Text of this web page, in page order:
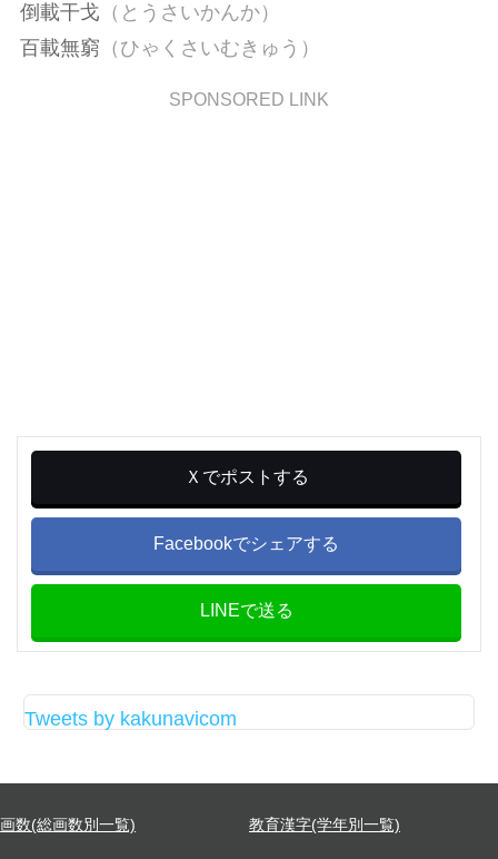
倒載干戈 （とうさいかんか）
百載無窮 （ひゃくさいむきゅう）
SPONSORED LINK
Ｘでポストする
Facebookでシェアする
LINEで送る
Tweets by kakunavicom
画数(総画数別一覧) 教育漢字(学年別一覧)